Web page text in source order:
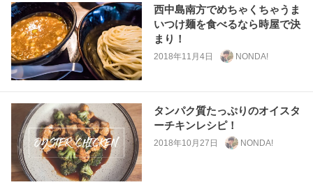
西中島南方でめちゃくちゃうま
いつけ麺を食べるなら時屋で決
まり！
2018年11月4日 NONDA!
タンパク質たっぷりのオイスタ
ーチキンレシピ！
2018年10月27日 NONDA!